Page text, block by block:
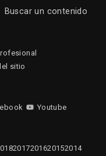
Buscar un contenido
sitio
Youtube
2017201620152014